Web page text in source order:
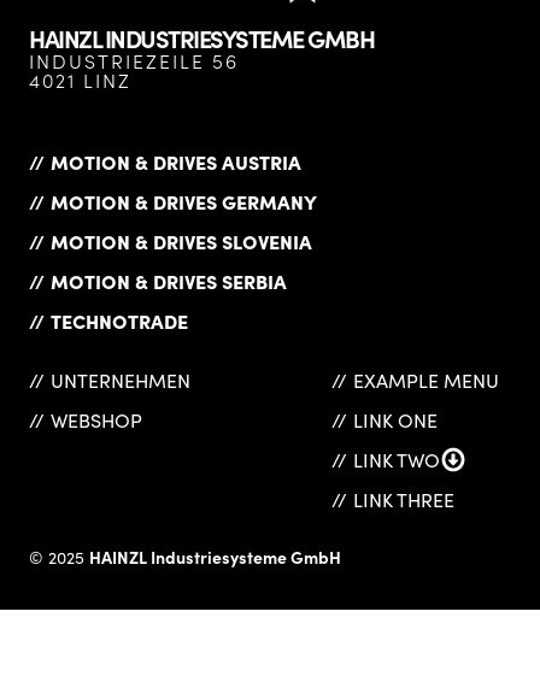
HAINZL INDUSTRIESYSTEME GMBH
INDUSTRIEZEILE 56
4021 LINZ
MOTION & DRIVES AUSTRIA
MOTION & DRIVES GERMANY
MOTION & DRIVES SLOVENIA
MOTION & DRIVES SERBIA
TECHNOTRADE
UNTERNEHMEN
WEBSHOP
EXAMPLE MENU
LINK ONE
LINK TWO
LINK THREE
© 2025 HAINZL Industriesysteme GmbH